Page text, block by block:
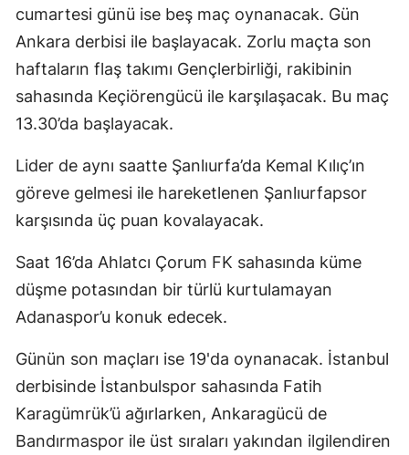
Kayseri
Kırklareli
Kırşehir
Konya
Manisa
Mardin
Muş
cumartesi günü ise beş maç oynanacak. Gün
Ankara derbisi ile başlayacak. Zorlu maçta son
haftaların flaş takımı Gençlerbirliği, rakibinin
sahasında Keçiörengücü ile karşılaşacak. Bu maç
13.30’da başlayacak.
Lider de aynı saatte Şanlıurfa’da Kemal Kılıç’ın
göreve gelmesi ile hareketlenen Şanlıurfapsor
karşısında üç puan kovalayacak.
Saat 16’da Ahlatcı Çorum FK sahasında küme
düşme potasından bir türlü kurtulamayan
Adanaspor’u konuk edecek.
Günün son maçları ise 19'da oynanacak. İstanbul
derbisinde İstanbulspor sahasında Fatih
Karagümrük’ü ağırlarken, Ankaragücü de
Bandırmaspor ile üst sıraları yakından ilgilendiren